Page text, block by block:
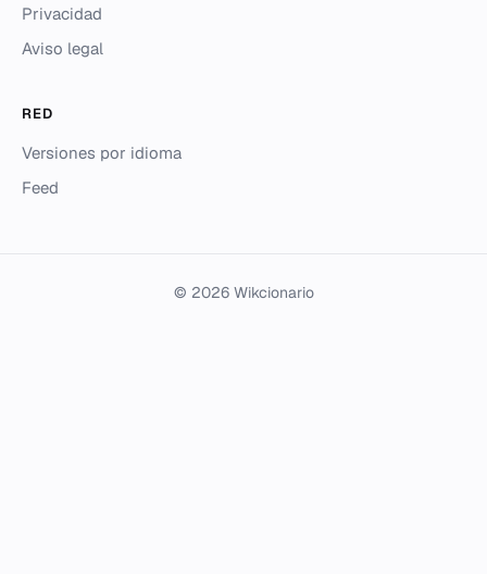
Privacidad
Aviso legal
RED
Versiones por idioma
Feed
© 2026 Wikcionario